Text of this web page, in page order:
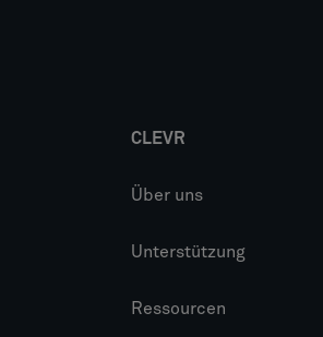
CLEVR
Über uns
Unterstützung
Ressourcen